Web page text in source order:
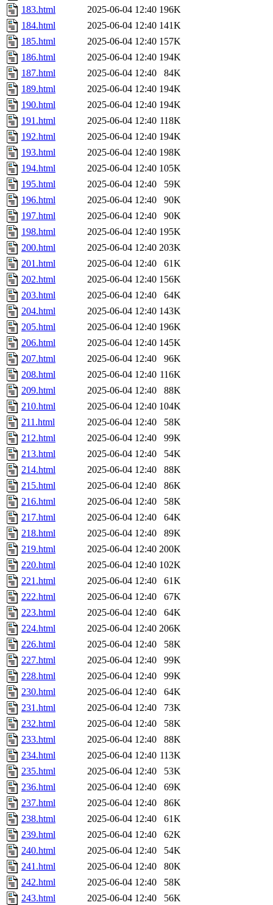
183.html
2025-06-04 12:40 196K
184.html
2025-06-04 12:40 141K
185.html
2025-06-04 12:40 157K
186.html
2025-06-04 12:40 194K
187.html
2025-06-04 12:40
84K
189.html
2025-06-04 12:40 194K
190.html
2025-06-04 12:40 194K
191.html
2025-06-04 12:40 118K
192.html
2025-06-04 12:40 194K
193.html
2025-06-04 12:40 198K
194.html
2025-06-04 12:40 105K
195.html
2025-06-04 12:40
59K
196.html
2025-06-04 12:40
90K
197.html
2025-06-04 12:40
90K
198.html
2025-06-04 12:40 195K
200.html
2025-06-04 12:40 203K
201.html
2025-06-04 12:40
61K
202.html
2025-06-04 12:40 156K
203.html
2025-06-04 12:40
64K
204.html
2025-06-04 12:40 143K
205.html
2025-06-04 12:40 196K
206.html
2025-06-04 12:40 145K
207.html
2025-06-04 12:40
96K
208.html
2025-06-04 12:40 116K
209.html
2025-06-04 12:40
88K
210.html
2025-06-04 12:40 104K
211.html
2025-06-04 12:40
58K
212.html
2025-06-04 12:40
99K
213.html
2025-06-04 12:40
54K
214.html
2025-06-04 12:40
88K
215.html
2025-06-04 12:40
86K
216.html
2025-06-04 12:40
58K
217.html
2025-06-04 12:40
64K
218.html
2025-06-04 12:40
89K
219.html
2025-06-04 12:40 200K
220.html
2025-06-04 12:40 102K
221.html
2025-06-04 12:40
61K
222.html
2025-06-04 12:40
67K
223.html
2025-06-04 12:40
64K
224.html
2025-06-04 12:40 206K
226.html
2025-06-04 12:40
58K
227.html
2025-06-04 12:40
99K
228.html
2025-06-04 12:40
99K
230.html
2025-06-04 12:40
64K
231.html
2025-06-04 12:40
73K
232.html
2025-06-04 12:40
58K
233.html
2025-06-04 12:40
88K
234.html
2025-06-04 12:40 113K
235.html
2025-06-04 12:40
53K
236.html
2025-06-04 12:40
69K
237.html
2025-06-04 12:40
86K
238.html
2025-06-04 12:40
61K
239.html
2025-06-04 12:40
62K
240.html
2025-06-04 12:40
54K
241.html
2025-06-04 12:40
80K
242.html
2025-06-04 12:40
58K
243.html
2025-06-04 12:40
56K